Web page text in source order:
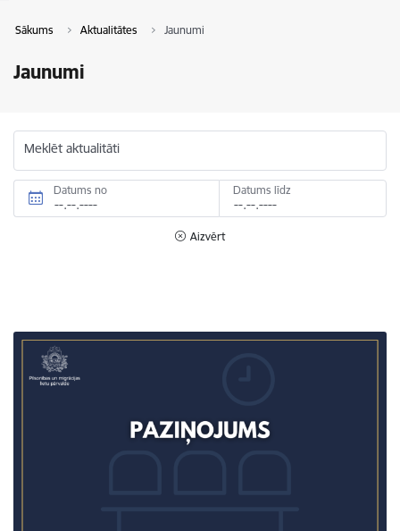
Sākums Aktualitātes Jaunumi
Jaunumi
Meklēt aktualitāti
Datums no Datums līdz
Aizvērt